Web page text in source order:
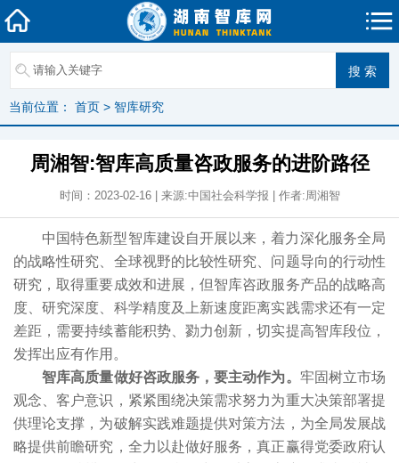
当前位置： 首页 > 智库研究
周湘智:智库高质量咨政服务的进阶路径
时间：2023-02-16 | 来源:中国社会科学报 | 作者:周湘智
中国特色新型智库建设自开展以来，着力深化服务全局
的战略性研究、全球视野的比较性研究、问题导向的行动性
研究，取得重要成效和进展，但智库咨政服务产品的战略高
度、研究深度、科学精度及上新速度距离实践需求还有一定
差距，需要持续蓄能积势、勠力创新，切实提高智库段位，
发挥出应有作用。
智库高质量做好咨政服务，要主动作为。 牢固树立市场
观念、客户意识，紧紧围绕决策需求努力为重大决策部署提
供理论支撑，为破解实践难题提供对策方法，为全局发展战
略提供前瞻研究，全力以赴做好服务，真正赢得党委政府认